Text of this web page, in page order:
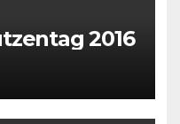
2016